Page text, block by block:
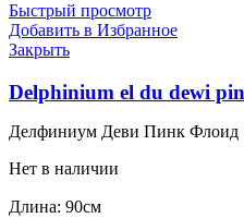
Быстрый просмотр
Добавить в Избранное
Закрыть
Delphinium el du dewi
Делфиниум Деви Пинк Флоид
Нет в наличии
Длина: 90см